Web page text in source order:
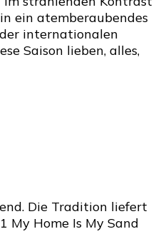
ein atemberaubendes
internationalen
Saison lieben, alles,
Die Tradition liefert
My Home Is My Sand